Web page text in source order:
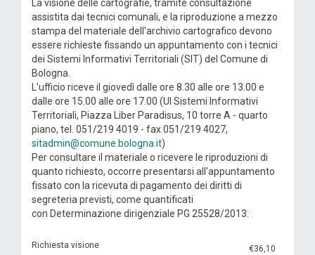
La visione delle cartografie, tramite consultazione
assistita dai tecnici comunali, e la riproduzione a mezzo
stampa del materiale dell'archivio cartografico devono
essere richieste fissando un appuntamento con i tecnici
dei Sistemi Informativi Territoriali (SIT) del Comune di
Bologna.
L'ufficio riceve il giovedì dalle ore 8.30 alle ore 13.00 e
dalle ore 15.00 alle ore 17.00 (UI Sistemi Informativi
Territoriali, Piazza Liber Paradisus, 10 torre A - quarto
piano, tel. 051/219 4019 - fax 051/219 4027,
sitadmin@comune.bologna.it)
Per consultare il materiale o ricevere le riproduzioni di
quanto richiesto, occorre presentarsi all'appuntamento
fissato con la ricevuta di pagamento dei diritti di
segreteria previsti, come quantificati
con Determinazione dirigenziale PG 25528/2013:
Richiesta visione €36,10